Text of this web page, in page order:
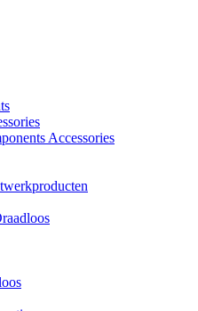
Accessories